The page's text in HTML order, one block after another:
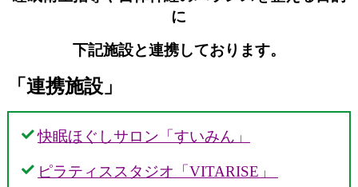
に
下記施設と連携しております。
「連携施設」
快眠ほぐしサロン「すいみん」
ピラティススタジオ「VITARISE」